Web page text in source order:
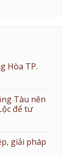
Hòa TP.
Tàu nên
để tư
giải pháp